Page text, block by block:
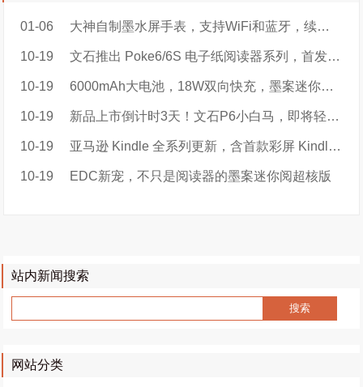
01-06 大神自制墨水屏手表，支持WiFi和蓝牙，续航可达5天
10-19 文石推出 Poke6/6S 电子纸阅读器系列，首发 899 元起
10-19 6000mAh大电池，18W双向快充，墨案迷你阅超核版开启电子书新赛道
10-19 ​新品上市倒计时3天！文石P6小白马，即将轻盈登场！
10-19 亚马逊 Kindle 全系列更新，含首款彩屏 Kindle Colorsoft
10-19 EDC新宠，不只是阅读器的墨案迷你阅超核版
站内新闻搜索
网站分类